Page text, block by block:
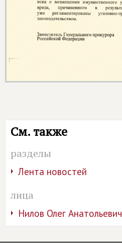
См. также
разделы
Лента новостей
лица
Нилов Олег Анатольевич